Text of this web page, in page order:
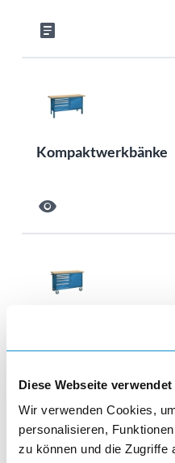
Diese Webseite
Wir verwenden Cookies,
personalisieren,
zu können und die Zugriffe
article
Kompaktwerkbänke
visibility
visibility